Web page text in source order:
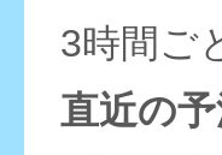
3時間ご
直近の